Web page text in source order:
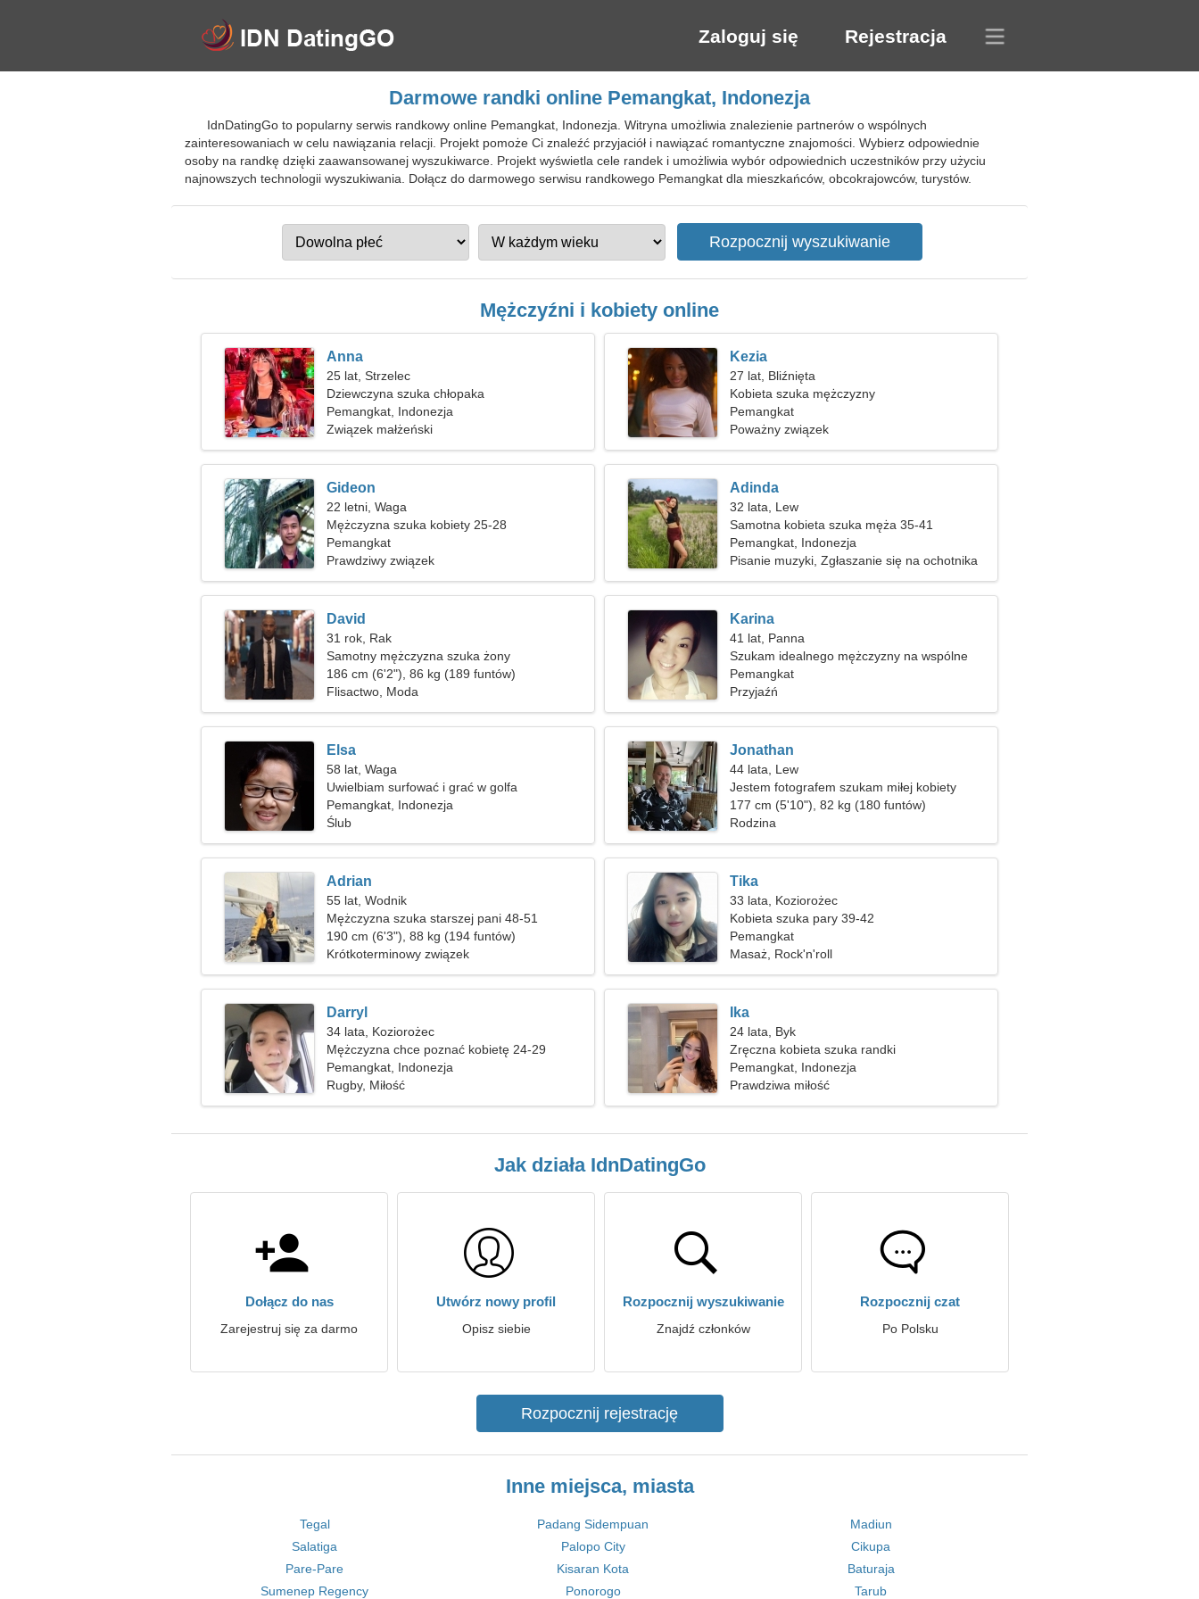
Zaloguj się Rejestracja
Darmowe randki online Pemangkat, Indonezja
IdnDatingGo to popularny serwis randkowy online Pemangkat, Indonezja. Witryna umożliwia znalezienie partnerów o wspólnych
zainteresowaniach w celu nawiązania relacji. Projekt pomoże Ci znaleźć przyjaciół i nawiązać romantyczne znajomości. Wybierz odpowiednie
osoby na randkę dzięki zaawansowanej wyszukiwarce. Projekt wyświetla cele randek i umożliwia wybór odpowiednich uczestników przy użyciu
najnowszych technologii wyszukiwania. Dołącz do darmowego serwisu randkowego Pemangkat dla mieszkańców, obcokrajowców, turystów.
Mężczyźni i kobiety online
Anna
25 lat, Strzelec
Dziewczyna szuka chłopaka
Pemangkat, Indonezja
Związek małżeński
Kezia
27 lat, Bliźnięta
Kobieta szuka mężczyzny
Pemangkat
Poważny związek
Gideon
22 letni, Waga
Mężczyzna szuka kobiety 25-28
Pemangkat
Prawdziwy związek
Adinda
32 lata, Lew
Samotna kobieta szuka męża 35-41
Pemangkat, Indonezja
Pisanie muzyki, Zgłaszanie się na ochotnika
David
31 rok, Rak
Samotny mężczyzna szuka żony
186 cm (6'2"), 86 kg (189 funtów)
Flisactwo, Moda
Karina
41 lat, Panna
Szukam idealnego mężczyzny na wspólne
wędrówki
Pemangkat
Przyjaźń
Elsa
58 lat, Waga
Uwielbiam surfować i grać w golfa
Pemangkat, Indonezja
Ślub
Jonathan
44 lata, Lew
Jestem fotografem szukam miłej kobiety
177 cm (5'10"), 82 kg (180 funtów)
Rodzina
Adrian
55 lat, Wodnik
Mężczyzna szuka starszej pani 48-51
190 cm (6'3"), 88 kg (194 funtów)
Krótkoterminowy związek
Tika
33 lata, Koziorożec
Kobieta szuka pary 39-42
Pemangkat
Masaż, Rock'n'roll
Darryl
34 lata, Koziorożec
Mężczyzna chce poznać kobietę 24-29
Pemangkat, Indonezja
Rugby, Miłość
Ika
24 lata, Byk
Zręczna kobieta szuka randki
Pemangkat, Indonezja
Prawdziwa miłość
Jak działa IdnDatingGo
Dołącz do nas
Zarejestruj się za darmo
Utwórz nowy profil
Opisz siebie
Rozpocznij wyszukiwanie
Znajdź członków
Rozpocznij czat
Po Polsku
Rozpocznij rejestrację
Inne miejsca, miasta
Tegal Padang Sidempuan
Madiun
Salatiga
Palopo City
Cikupa
Pare-Pare
Kisaran Kota
Baturaja
Sumenep Regency
Ponorogo Tarub